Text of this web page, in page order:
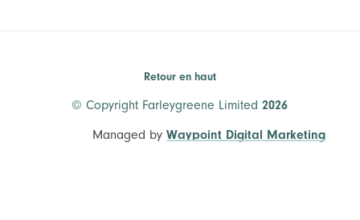
© Copyright Farleygreene Limited2026
Retour en haut
Managed byWaypoint Digital Marketing